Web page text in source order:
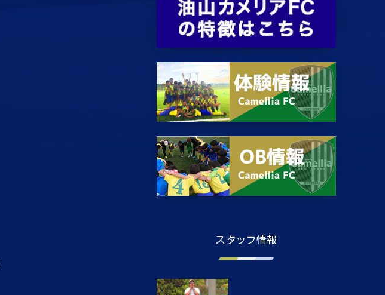
スタッフ情報